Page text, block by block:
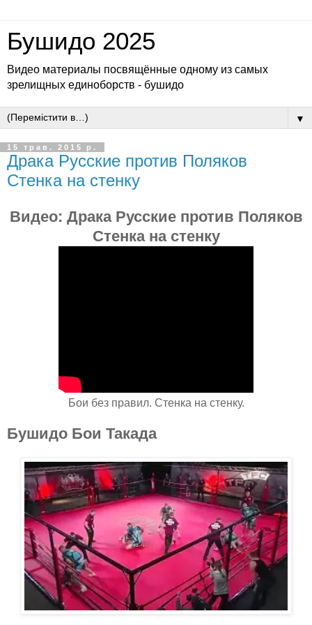
Бушидо 2025
Видео материалы посвящённые одному из самых
зрелищных единоборств - бушидо
▼
15 трав. 2015 р.
Драка Русские против Поляков
Стенка на стенку
Видео: Драка Русские против Поляков
Стенка на стенку
Бои без правил. Стенка на стенку.
Бушидо Бои Такада